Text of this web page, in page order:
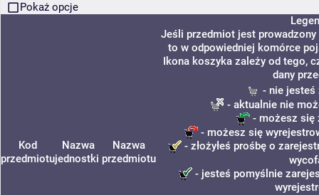
Pokaż opcje
Kod
przedmiotu
Nazwa
jednostki
Nazwa
przedmiotu
Jeśli przedmiot jest prowadzony
to w odpowiedniej komórce
Ikona koszyka zależy od tego,
dany
- nie jesteś
- aktualnie nie
- możesz się
- możesz się
- złożyłeś prośbę o
- jesteś pomyślnie